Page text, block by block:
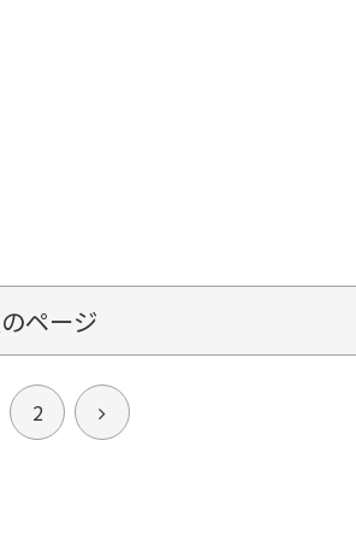
ページ
2
次